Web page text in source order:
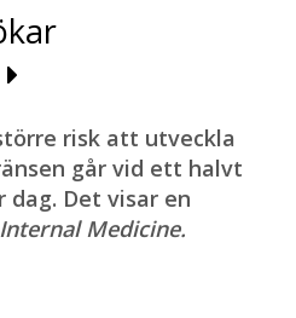
risk att utveckla
går vid ett halvt
Det visar en
Medicine.